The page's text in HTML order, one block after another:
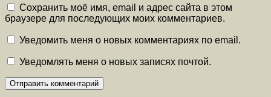
Сохранить моё имя, email и адрес сайта в этом
браузере для последующих моих комментариев.
Уведомить меня о новых комментариях по email.
Уведомлять меня о новых записях почтой.